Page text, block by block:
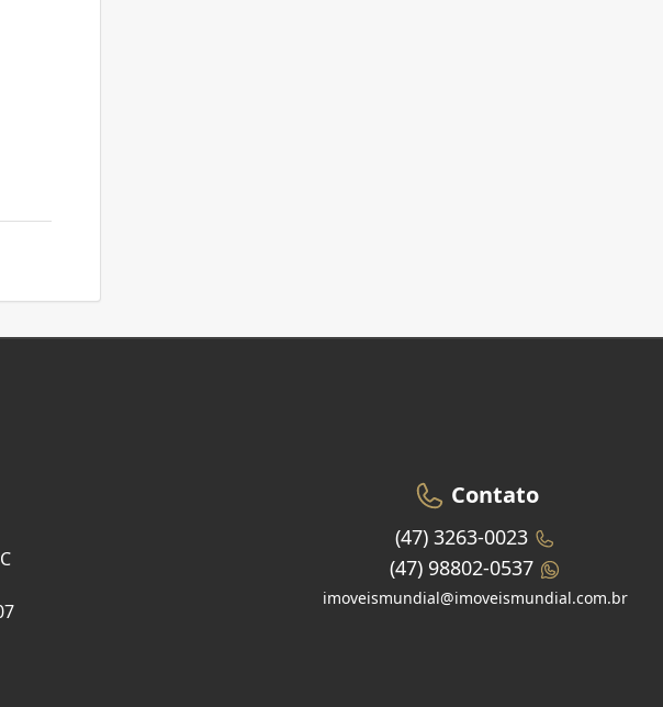
Contato
(47) 3263-0023
(47) 98802-0537
imoveismundial@imoveismundial.com.br